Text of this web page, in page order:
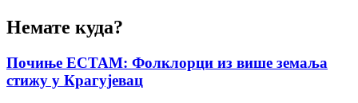
Немате куда?
Почиње ЕСТАМ: Фолклорци из више земаља
стижу у Крагујевац